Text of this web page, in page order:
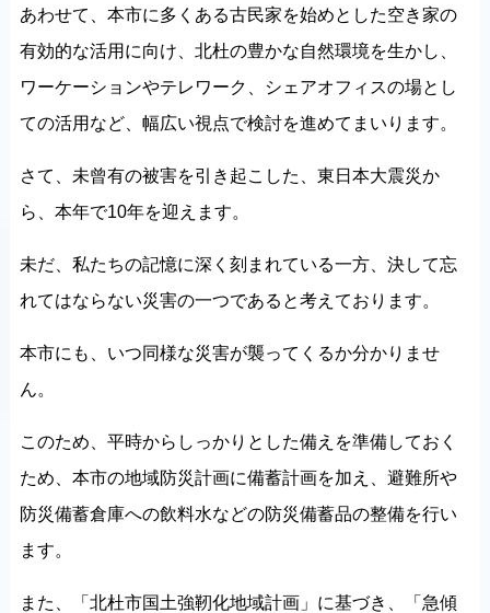
あわせて、本市に多くある古民家を始めとした空き家の
有効的な活用に向け、北杜の豊かな自然環境を生かし、
ワーケーションやテレワーク、シェアオフィスの場とし
ての活用など、幅広い視点で検討を進めてまいります。
さて、未曾有の被害を引き起こした、東日本大震災か
ら、本年で10年を迎えます。
未だ、私たちの記憶に深く刻まれている一方、決して忘
れてはならない災害の一つであると考えております。
本市にも、いつ同様な災害が襲ってくるか分かりませ
ん。
このため、平時からしっかりとした備えを準備しておく
ため、本市の地域防災計画に備蓄計画を加え、避難所や
防災備蓄倉庫への飲料水などの防災備蓄品の整備を行い
ます。
また、「北杜市国土強靭化地域計画」に基づき、「急傾